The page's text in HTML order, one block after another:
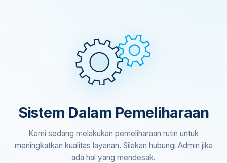
Sistem Dalam Pemeliharaan
Kami sedang melakukan pemeliharaan rutin untuk
meningkatkan kualitas layanan. Silakan hubungi Admin jika
ada hal yang mendesak.